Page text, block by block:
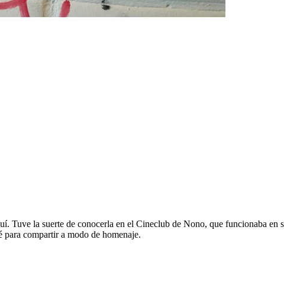
Tuve la suerte de conocerla en el Cineclub de Nono, que funcionaba en
para compartir a modo de homenaje.